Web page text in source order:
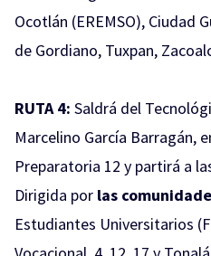
Ocotlán (EREMSO), Ciudad
de Gordiano, Tuxpan,
RUTA 4: Saldrá del
Marcelino García Barragán,
Preparatoria 12 y partirá a
Dirigida por las
Estudiantes Universitarios